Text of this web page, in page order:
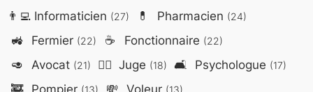
👨‍💻Informaticien (27) 💊 Pharmacien (24)
🚜 Fermier (22) ☕ Fonctionnaire (22)
🥑 Avocat (21) 👨‍⚖️ Juge (18) 🛋️ Psychologue (17)
🚒 Pompier (13) 💸 Voleur (13)